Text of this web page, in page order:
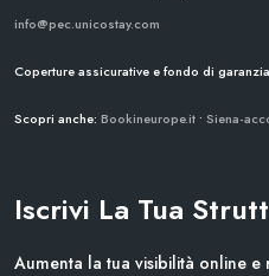
info@pec.unicostay.com
Coperture assicurative e fondo di
Scopri anche: Bookineurope.it • Siena-
Iscrivi La Tua
Aumenta la tua visibilità online e